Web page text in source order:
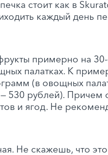
стоит как в
каждый день
примерно на
палатках. К
(в овощных
530 рублей). Причем
и ягод. Не
Не скажешь, что